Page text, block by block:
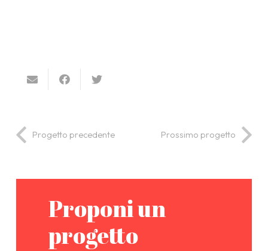
Progetto precedente Prossimo progetto
Proponi un
progetto